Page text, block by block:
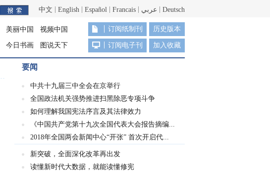
中文 English Español Francais عربي Deutsch
美丽中国 视频中国
今日书画 图说天下
订阅纸制刊 历史版本
订阅电子刊 加入收藏
要闻
中共十九届三中全会在京举行
全国政法机关强势推进扫黑除恶专项斗争
如何理解我国宪法序言及其法律效力
《中国共产党第十九次全国代表大会报告摘编...
2018年全国两会新闻中心“开张” 首次开启代...
新突破，全面深化改革再出发
读懂新时代大数据，就能读懂修宪